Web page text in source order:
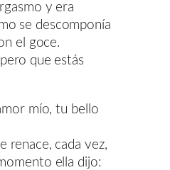
y era
se descomponía
el goce.
que estás
mío, tu bello
renace, cada vez,
ella dijo: